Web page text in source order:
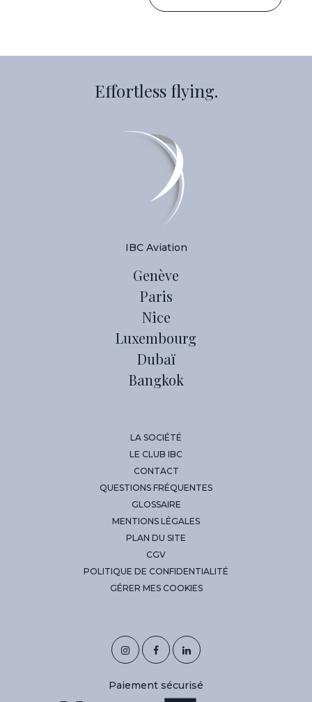
Effortless flying.
IBC Aviation
Genève
Paris
Nice
Luxembourg
Dubaï
Bangkok
LA SOCIÉTÉ
LE CLUB IBC
CONTACT
QUESTIONS FRÉQUENTES
GLOSSAIRE
MENTIONS LÉGALES
PLAN DU SITE
CGV
POLITIQUE DE CONFIDENTIALITÉ
GÉRER MES COOKIES
Paiement sécurisé